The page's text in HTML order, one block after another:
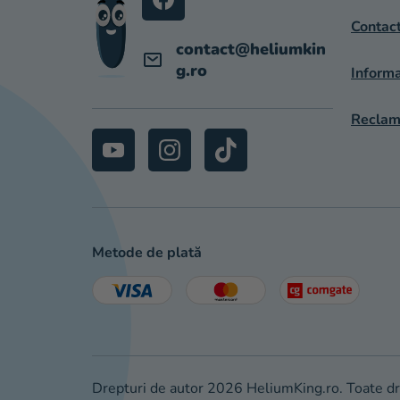
contact@heliumkin
g.ro
Metode de plată
Drepturi de autor 2026 HeliumKing.ro. Toate